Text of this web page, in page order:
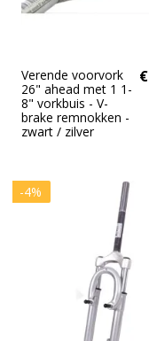
Verende voorvork
26" ahead met 1 1-
8" vorkbuis - V-
brake remnokken -
zwart / zilver
-4%